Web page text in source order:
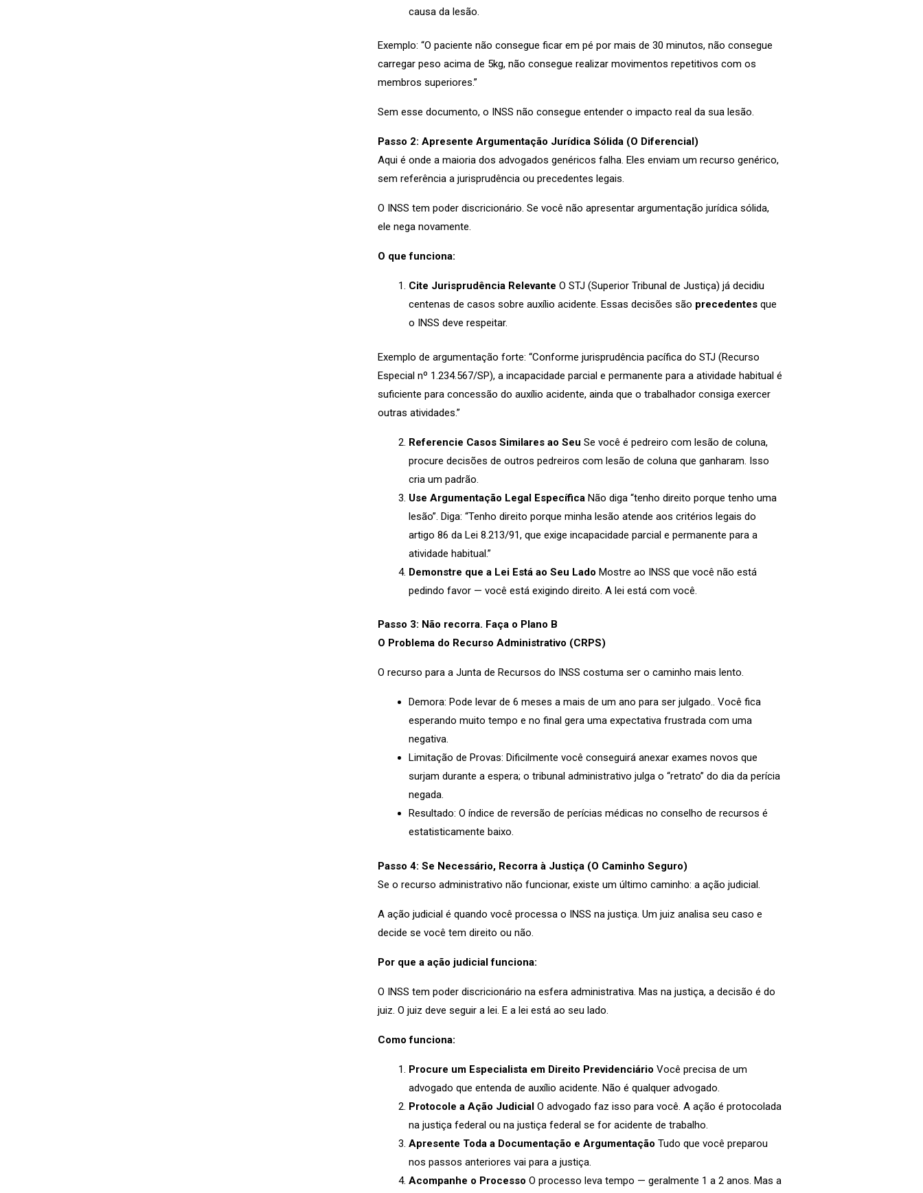
causa da lesão.
Exemplo: “O paciente não consegue ficar em pé por mais de 30 minutos, não consegue
carregar peso acima de 5kg, não consegue realizar movimentos repetitivos com os
membros superiores.”
Sem esse documento, o INSS não consegue entender o impacto real da sua lesão.
Passo 2: Apresente Argumentação Jurídica Sólida (O Diferencial)
Aqui é onde a maioria dos advogados genéricos falha. Eles enviam um recurso genérico,
sem referência a jurisprudência ou precedentes legais.
O INSS tem poder discricionário. Se você não apresentar argumentação jurídica sólida,
ele nega novamente.
O que funciona:
Cite Jurisprudência Relevante O STJ (Superior Tribunal de Justiça) já decidiu
centenas de casos sobre auxílio acidente. Essas decisões são precedentes que
o INSS deve respeitar.
Exemplo de argumentação forte: “Conforme jurisprudência pacífica do STJ (Recurso
Especial nº 1.234.567/SP), a incapacidade parcial e permanente para a atividade habitual é
suficiente para concessão do auxílio acidente, ainda que o trabalhador consiga exercer
outras atividades.”
Referencie Casos Similares ao Seu Se você é pedreiro com lesão de coluna,
procure decisões de outros pedreiros com lesão de coluna que ganharam. Isso
cria um padrão.
Use Argumentação Legal Específica Não diga “tenho direito porque tenho uma
lesão”. Diga: “Tenho direito porque minha lesão atende aos critérios legais do
artigo 86 da Lei 8.213/91, que exige incapacidade parcial e permanente para a
atividade habitual.”
Demonstre que a Lei Está ao Seu Lado Mostre ao INSS que você não está
pedindo favor — você está exigindo direito. A lei está com você.
Passo 3: Não recorra. Faça o Plano B
O Problema do Recurso Administrativo (CRPS)
O recurso para a Junta de Recursos do INSS costuma ser o caminho mais lento.
Demora: Pode levar de 6 meses a mais de um ano para ser julgado.. Você fica
esperando muito tempo e no final gera uma expectativa frustrada com uma
negativa.
Limitação de Provas: Dificilmente você conseguirá anexar exames novos que
surjam durante a espera; o tribunal administrativo julga o “retrato” do dia da perícia
negada.
Resultado: O índice de reversão de perícias médicas no conselho de recursos é
estatisticamente baixo.
Passo 4: Se Necessário, Recorra à Justiça (O Caminho Seguro)
Se o recurso administrativo não funcionar, existe um último caminho: a ação judicial.
A ação judicial é quando você processa o INSS na justiça. Um juiz analisa seu caso e
decide se você tem direito ou não.
Por que a ação judicial funciona:
O INSS tem poder discricionário na esfera administrativa. Mas na justiça, a decisão é do
juiz. O juiz deve seguir a lei. E a lei está ao seu lado.
Como funciona:
Procure um Especialista em Direito Previdenciário Você precisa de um
advogado que entenda de auxílio acidente. Não é qualquer advogado.
Protocole a Ação Judicial O advogado faz isso para você. A ação é protocolada
na justiça federal ou na justiça federal se for acidente de trabalho.
Apresente Toda a Documentação e Argumentação Tudo que você preparou
nos passos anteriores vai para a justiça.
Acompanhe o Processo O processo leva tempo — geralmente 1 a 2 anos. Mas a